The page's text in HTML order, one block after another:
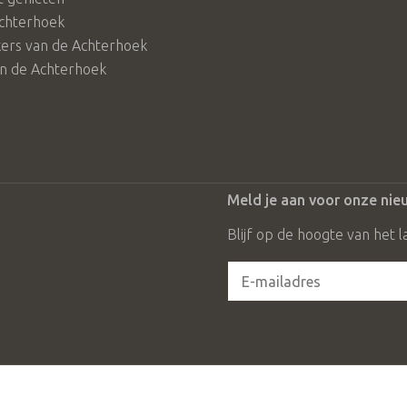
van de Achterhoek
de Achterhoek
Meld je aan voor onze
Blijf op de hoogte van het